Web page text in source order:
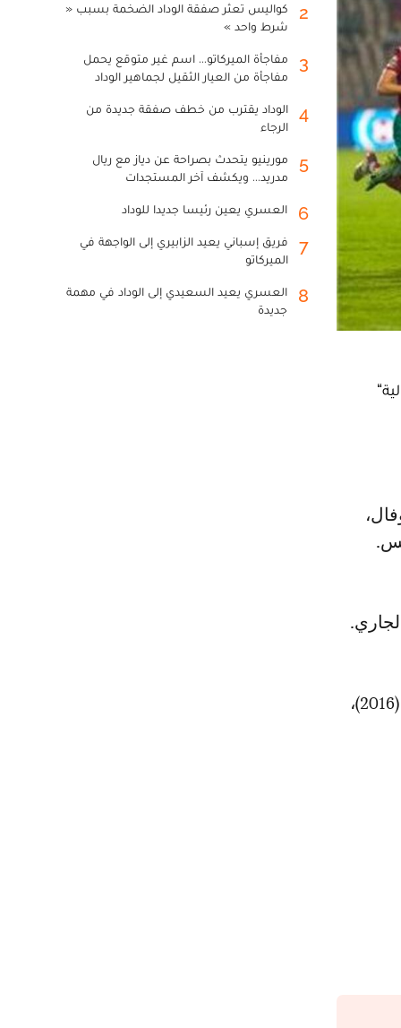
الدولية“
تجدر الإشارة إلى أن هذه الجائزة، سبق وأن توج بها كل من سفيان بوفال (2016)،
2
كواليس تعثر صفقة الوداد الضخمة بسبب «
شرط واحد »
3
مفاجأة الميركاتو... اسم غير متوقع يحمل
مفاجأة من العيار الثقيل لجماهير الوداد
4
الوداد يقترب من خطف صفقة جديدة من
الرجاء
5
مورينيو يتحدث بصراحة عن دياز مع ريال
مدريد... ويكشف آخر المستجدات
6 العسري يعين رئيسا جديدا للوداد
7
فريق إسباني يعيد الزابيري إلى الواجهة في
الميركاتو
8
العسري يعيد السعيدي إلى الوداد في مهمة
جديدة